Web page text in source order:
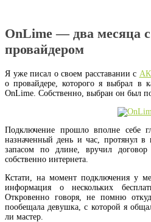
OnLime — два месяца
провайдером
Я уже писал о своем расставании с
о провайдере, которого я выбрал в
OnLime. Собственно, выбран он был
Подключение прошло вполне себе
назначенный день и час, протянул
запасом по длине, вручил договор
собственно интернета.
Кстати, на момент подключения у
информация о нескольких
Откровенно говоря, не помню
пообещала девушка, с которой я
ли мастер.